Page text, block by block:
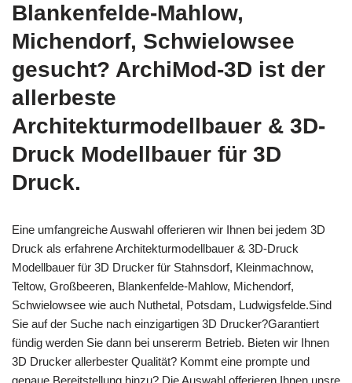
Blankenfelde-Mahlow,
Michendorf, Schwielowsee
gesucht? ArchiMod-3D ist der
allerbeste
Architekturmodellbauer & 3D-
Druck Modellbauer für 3D
Druck.
Eine umfangreiche Auswahl offerieren wir Ihnen bei jedem 3D
Druck als erfahrene Architekturmodellbauer & 3D-Druck
Modellbauer für 3D Drucker für Stahnsdorf, Kleinmachnow,
Teltow, Großbeeren, Blankenfelde-Mahlow, Michendorf,
Schwielowsee wie auch Nuthetal, Potsdam, Ludwigsfelde.Sind
Sie auf der Suche nach einzigartigen 3D Drucker?Garantiert
fündig werden Sie dann bei unsererm Betrieb. Bieten wir Ihnen
3D Drucker allerbester Qualität? Kommt eine prompte und
genaue Bereitstellung hinzu? Die Auswahl offerieren Ihnen unsre